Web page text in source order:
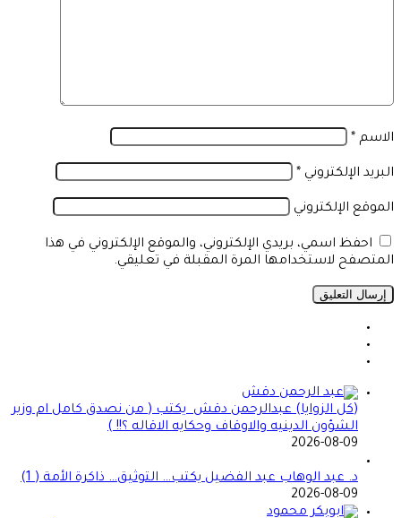
الاسم *
البريد الإلكتروني *
الموقع الإلكتروني
احفظ اسمي، بريدي الإلكتروني، والموقع الإلكتروني في هذا
المتصفح لاستخدامها المرة المقبلة في تعليقي.
(كل الزوايا) عبدالرحمن دقش يكتب ( من نصدق كامل ام وزير
الشؤون الدينيه والاوقاف وحكايه الاقاله ؟!! )
2026-08-09
د. عبد الوهاب عبد الفضيل يكتب… التوثيق… ذاكرة الأمة ( 1)
2026-08-09